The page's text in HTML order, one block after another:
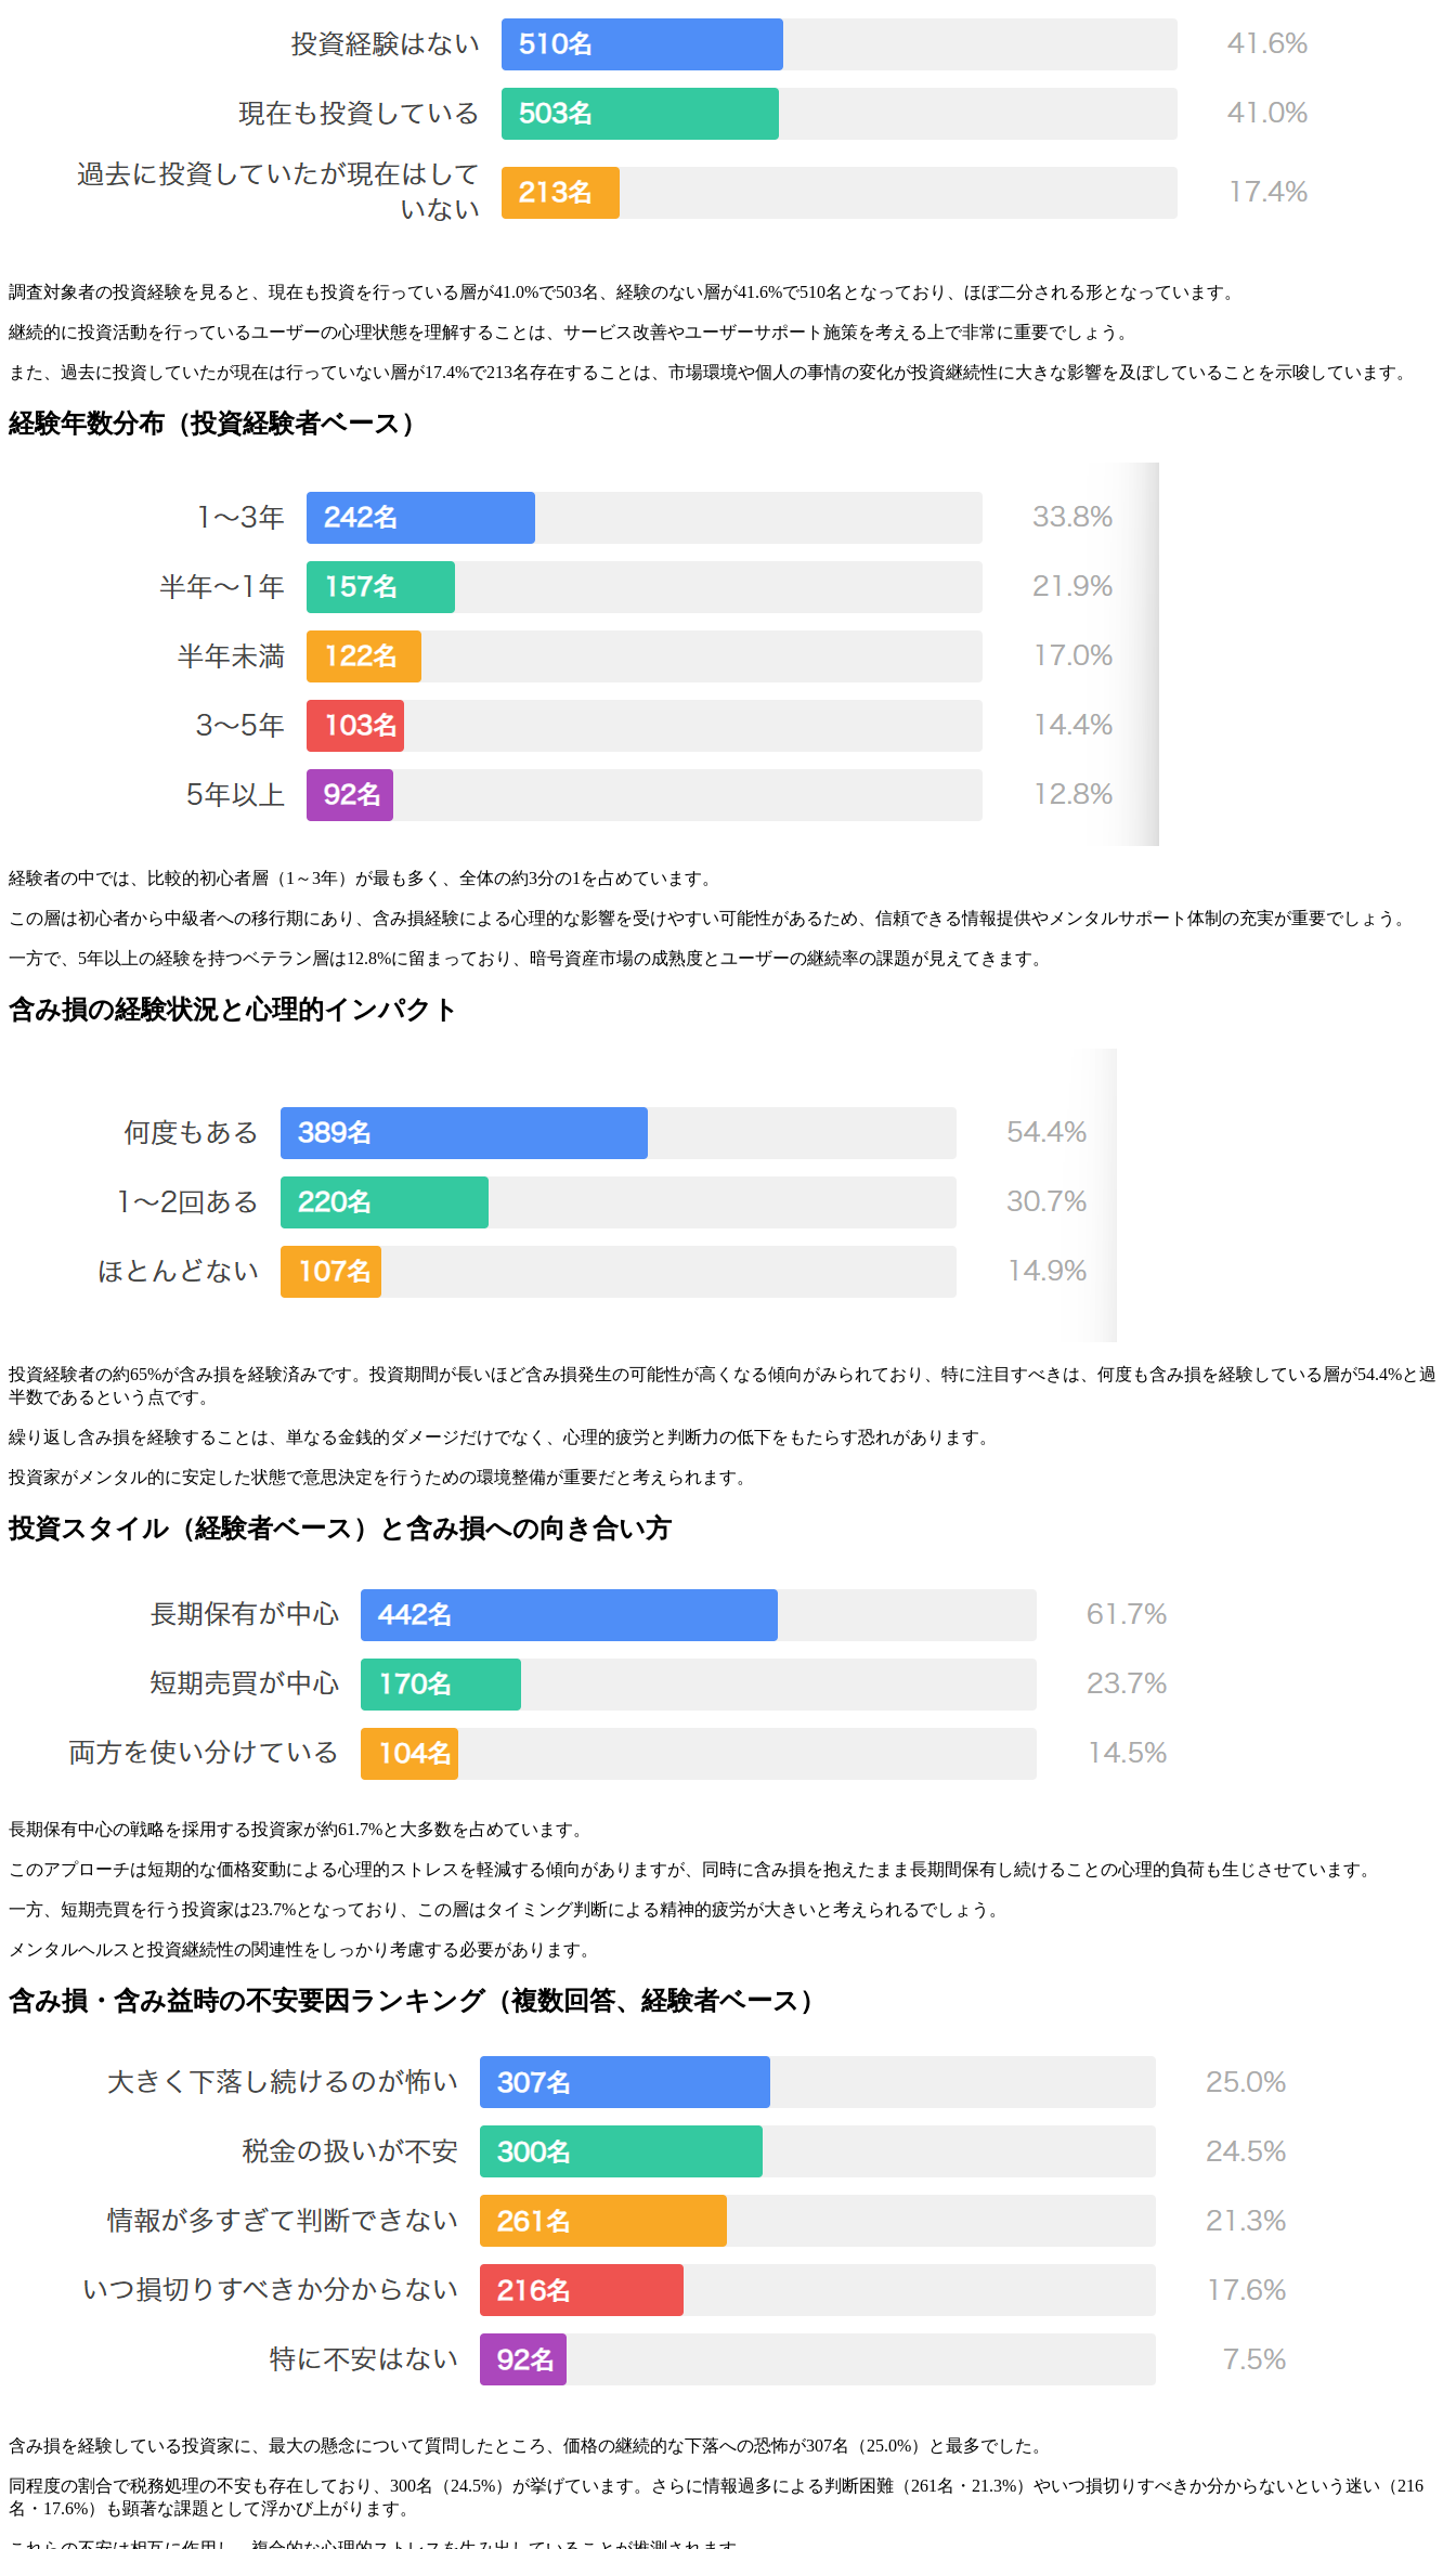
調査対象者の投資経験を見ると、現在も投資を行っている層が41.0%で503名、経験のない層が41.6%で510名となっており、ほぼ二分される形となっています。
継続的に投資活動を行っているユーザーの心理状態を理解することは、サービス改善やユーザーサポート施策を考える上で非常に重要でしょう。
また、過去に投資していたが現在は行っていない層が17.4%で213名存在することは、市場環境や個人の事情の変化が投資継続性に大きな影響を及ぼしていることを示唆しています。
経験年数分布（投資経験者ベース）
経験者の中では、比較的初心者層（1～3年）が最も多く、全体の約3分の1を占めています。
この層は初心者から中級者への移行期にあり、含み損経験による心理的な影響を受けやすい可能性があるため、信頼できる情報提供やメンタルサポート体制の充実が重要でしょう。
一方で、5年以上の経験を持つベテラン層は12.8%に留まっており、暗号資産市場の成熟度とユーザーの継続率の課題が見えてきます。
含み損の経験状況と心理的インパクト
投資経験者の約65%が含み損を経験済みです。投資期間が長いほど含み損発生の可能性が高くなる傾向がみられており、特に注目すべきは、何度も含み損を経験している層が54.4%と過
半数であるという点です。
繰り返し含み損を経験することは、単なる金銭的ダメージだけでなく、心理的疲労と判断力の低下をもたらす恐れがあります。
投資家がメンタル的に安定した状態で意思決定を行うための環境整備が重要だと考えられます。
投資スタイル（経験者ベース）と含み損への向き合い方
長期保有中心の戦略を採用する投資家が約61.7%と大多数を占めています。
このアプローチは短期的な価格変動による心理的ストレスを軽減する傾向がありますが、同時に含み損を抱えたまま長期間保有し続けることの心理的負荷も生じさせています。
一方、短期売買を行う投資家は23.7%となっており、この層はタイミング判断による精神的疲労が大きいと考えられるでしょう。
メンタルヘルスと投資継続性の関連性をしっかり考慮する必要があります。
含み損・含み益時の不安要因ランキング（複数回答、経験者ベース）
含み損を経験している投資家に、最大の懸念について質問したところ、価格の継続的な下落への恐怖が307名（25.0%）と最多でした。
同程度の割合で税務処理の不安も存在しており、300名（24.5%）が挙げています。さらに情報過多による判断困難（261名・21.3%）やいつ損切りすべきか分からないという迷い（216
名・17.6%）も顕著な課題として浮かび上がります。